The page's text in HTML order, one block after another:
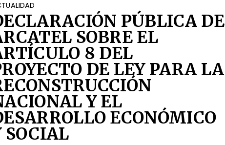
PÚBLICA DE
SOBRE EL
8 DEL
DE LEY PARA LA
Y EL
ECONÓMICO
SOCIAL